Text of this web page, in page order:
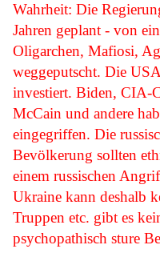
Wahrheit: Die
Jahren geplant - von
Oligarchen, Mafiosi,
weggeputscht. Die
investiert. Biden, CIA-
McCain und andere
eingegriffen. Die
Bevölkerung sollten
einem russischen
Ukraine kann deshalb
Truppen etc. gibt es
psychopathisch sture